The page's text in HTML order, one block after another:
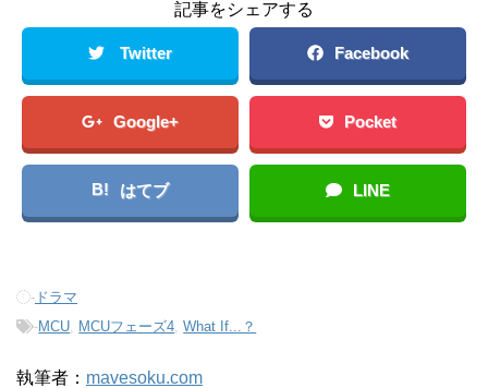
記事をシェアする
Twitter Facebook
Google+ Pocket
B! はてブ LINE
- ドラマ
-MCU MCUフェーズ4 ,What If...？
執筆者： mavesoku.com